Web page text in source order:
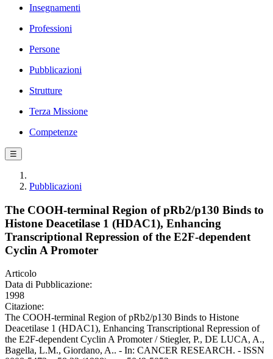
Insegnamenti
Professioni
Persone
Pubblicazioni
Strutture
Terza Missione
Competenze
☰
Pubblicazioni
The COOH-terminal Region of pRb2/p130 Binds to
Histone Deacetilase 1 (HDAC1), Enhancing
Transcriptional Repression of the E2F-dependent
Cyclin A Promoter
Articolo
Data di Pubblicazione:
1998
Citazione:
The COOH-terminal Region of pRb2/p130 Binds to Histone
Deacetilase 1 (HDAC1), Enhancing Transcriptional Repression of
the E2F-dependent Cyclin A Promoter / Stiegler, P., DE LUCA, A.,
Bagella, L.M., Giordano, A.. - In: CANCER RESEARCH. - ISSN